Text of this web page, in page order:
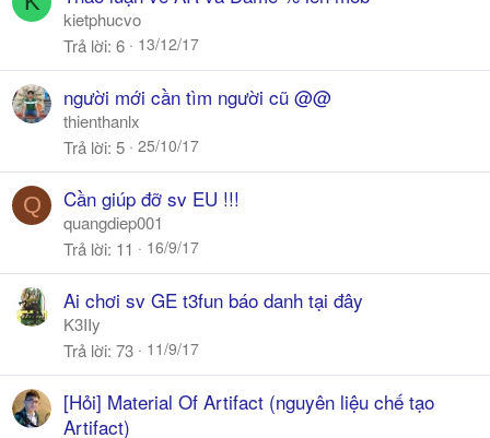
kietphucvo
Trả lời 6 13/12/17
người mới cần tìm người cũ @@
thienthanlx
Trả lời 5 25/10/17
Q Cần giúp đỡ sv EU !!!
quangdiep001
Trả lời 11 16/9/17
Ai chơi sv GE t3fun báo danh tại đây
K3IIy
Trả lời 73 11/9/17
[Hỏi] Material Of Artifact (nguyên liệu chế tạo
Artifact)